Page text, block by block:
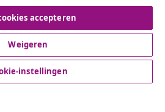
is een website van vidaXL
accepteren
Weigeren
instellingen